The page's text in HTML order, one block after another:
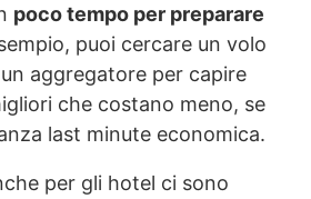
poco tempo per preparare
puoi cercare un volo
aggregatore per capire
che costano meno, se
last minute economica.
per gli hotel ci sono